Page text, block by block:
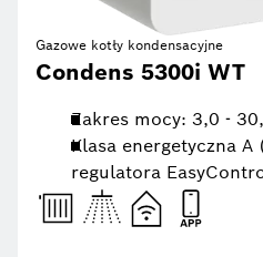
Gazowe kotły kondensacyjne
Condens 5300i WT
Zakres mocy: 3,0 -
Klasa energetyczna A
regulatora